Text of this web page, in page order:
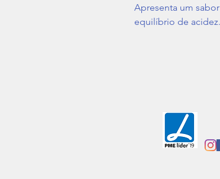
Apresenta um
equilíbrio de acidez.